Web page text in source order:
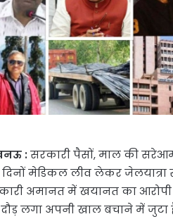
: सरकारी पैसों, माल की
मेडिकल लीव लेकर जेलयात्रा
अमानत में खयानत का
लगा अपनी खाल बचाने में